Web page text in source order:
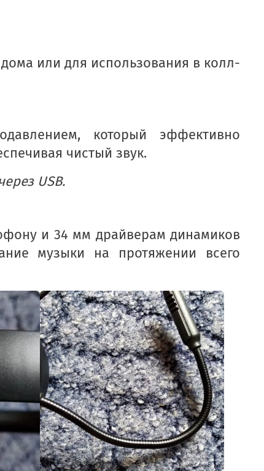
или для использования в колл-
который эффективно
чистый звук.
USB.
и 34 мм драйверам динамиков
музыки на протяжении всего